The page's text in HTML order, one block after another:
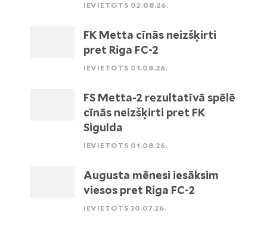
IEVIETOTS 02.08.26.
FK Metta cīnās neizšķirti
pret Riga FC-2
IEVIETOTS 01.08.26.
FS Metta-2 rezultatīvā spēlē
cīnās neizšķirti pret FK
Sigulda
IEVIETOTS 01.08.26.
Augusta mēnesi iesāksim
viesos pret Riga FC-2
IEVIETOTS 30.07.26.